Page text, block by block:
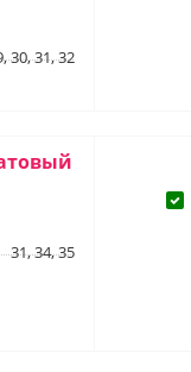
30, 31, 32
31, 34, 35